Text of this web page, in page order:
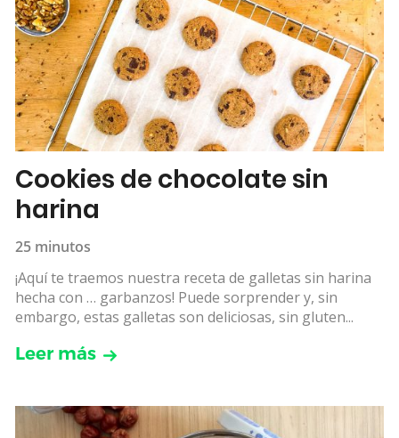
Cookies de chocolate sin
harina
25 minutos
¡Aquí te traemos nuestra receta de galletas sin harina
hecha con … garbanzos! Puede sorprender y, sin
embargo, estas galletas son deliciosas, sin gluten...
Leer más